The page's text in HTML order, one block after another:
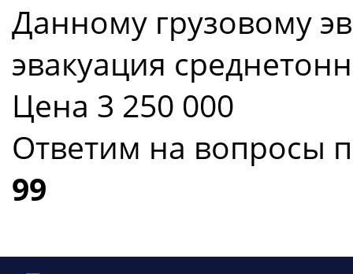
Данному грузовому
эвакуация
Цена 3 250 000
Ответим на вопросы
99